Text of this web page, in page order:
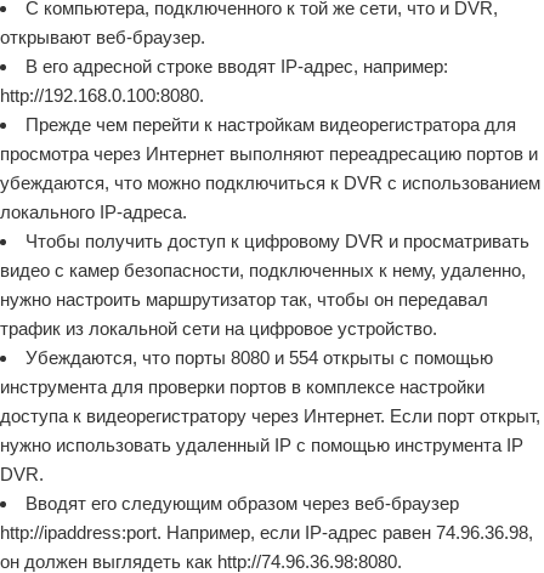
С компьютера, подключенного к той же сети, что и DVR,
открывают веб-браузер.
В его адресной строке вводят IP-адрес, например:
http://192.168.0.100:8080.
Прежде чем перейти к настройкам видеорегистратора для
просмотра через Интернет выполняют переадресацию портов и
убеждаются, что можно подключиться к DVR с использованием
локального IP-адреса.
Чтобы получить доступ к цифровому DVR и просматривать
видео с камер безопасности, подключенных к нему, удаленно,
нужно настроить маршрутизатор так, чтобы он передавал
трафик из локальной сети на цифровое устройство.
Убеждаются, что порты 8080 и 554 открыты с помощью
инструмента для проверки портов в комплексе настройки
доступа к видеорегистратору через Интернет. Если порт открыт,
нужно использовать удаленный IP с помощью инструмента IP
DVR.
Вводят его следующим образом через веб-браузер
http://ipaddress:port. Например, если IP-адрес равен 74.96.36.98,
он должен выглядеть как http://74.96.36.98:8080.